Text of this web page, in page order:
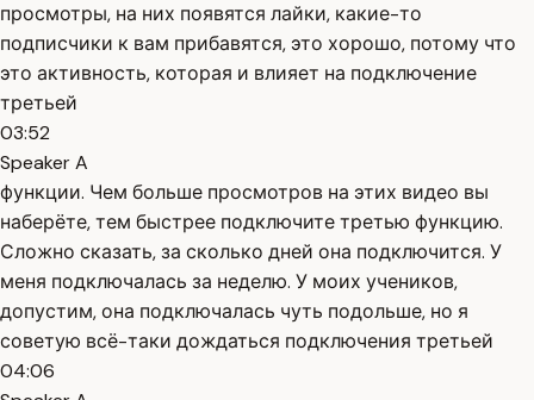
просмотры, на них появятся лайки, какие-то
подписчики к вам прибавятся, это хорошо, потому что
это активность, которая и влияет на подключение
третьей
03:52
Speaker A
функции. Чем больше просмотров на этих видео вы
наберёте, тем быстрее подключите третью функцию.
Сложно сказать, за сколько дней она подключится. У
меня подключалась за неделю. У моих учеников,
допустим, она подключалась чуть подольше, но я
советую всё-таки дождаться подключения третьей
04:06